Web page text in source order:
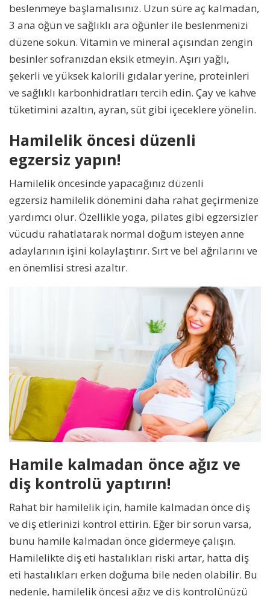
beslenmeye başlamalısınız. Uzun süre aç kalmadan,
3 ana öğün ve sağlıklı ara öğünler ile beslenmenizi
düzene sokun. Vitamin ve mineral açısından zengin
besinler sofranızdan eksik etmeyin. Aşırı yağlı,
şekerli ve yüksek kalorili gıdalar yerine, proteinleri
ve sağlıklı karbonhidratları tercih edin. Çay ve kahve
tüketimini azaltın, ayran, süt gibi içeceklere yönelin.
Hamilelik öncesi düzenli
egzersiz yapın!
Hamilelik öncesinde yapacağınız düzenli
egzersiz hamilelik dönemini daha rahat geçirmenize
yardımcı olur. Özellikle yoga, pilates gibi egzersizler
vücudu rahatlatarak normal doğum isteyen anne
adaylarının işini kolaylaştırır. Sırt ve bel ağrılarını ve
en önemlisi stresi azaltır.
Hamile kalmadan önce ağız ve
diş kontrolü yaptırın!
Rahat bir hamilelik için, hamile kalmadan önce diş
ve diş etlerinizi kontrol ettirin. Eğer bir sorun varsa,
bunu hamile kalmadan önce gidermeye çalışın.
Hamilelikte diş eti hastalıkları riski artar, hatta diş
eti hastalıkları erken doğuma bile neden olabilir. Bu
nedenle, hamilelik öncesi ağız ve diş kontrolünüzü